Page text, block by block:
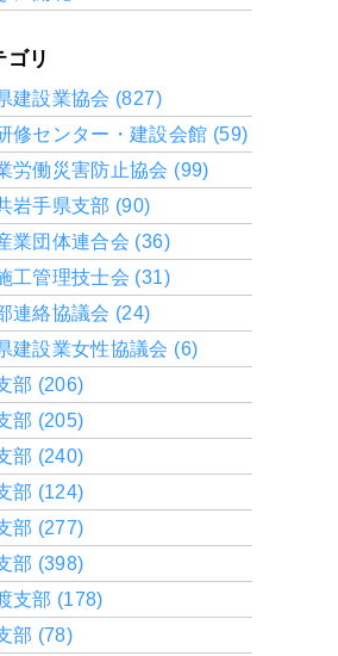
ゴリ
建設業協会 (827)
修センター・建設会館 (59)
労働災害防止協会 (99)
岩手県支部 (90)
業団体連合会 (36)
工管理技士会 (31)
連絡協議会 (24)
建設業女性協議会 (6)
部 (206)
部 (205)
部 (240)
部 (124)
部 (277)
部 (398)
支部 (178)
部 (78)